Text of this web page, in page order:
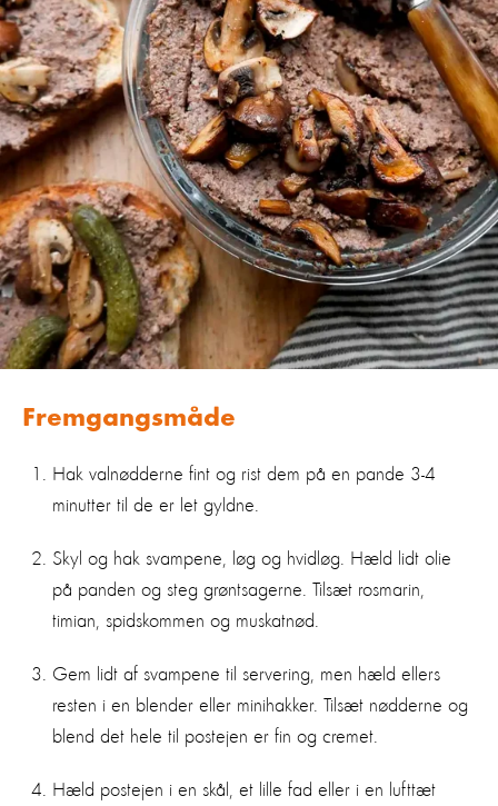
Fremgangsmåde
Hak valnødderne fint og rist dem på en pande 3-4
minutter til de er let gyldne.
Skyl og hak svampene, løg og hvidløg. Hæld lidt olie
på panden og steg grøntsagerne. Tilsæt rosmarin,
timian, spidskommen og muskatnød.
Gem lidt af svampene til servering, men hæld ellers
resten i en blender eller minihakker. Tilsæt nødderne og
blend det hele til postejen er fin og cremet.
Hæld postejen i en skål, et lille fad eller i en lufttæt